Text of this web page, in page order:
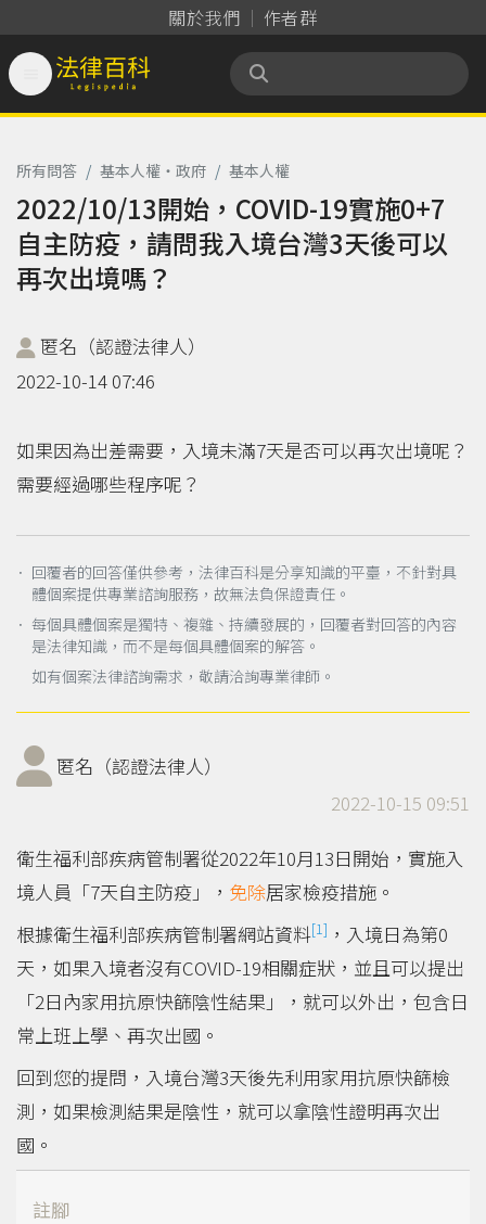
關於我們 作者群
法律百科 Legispedia
所有問答 / 基本人權‧政府 / 基本人權
2022/10/13開始，COVID-19實施0+7
自主防疫，請問我入境台灣3天後可以
再次出境嗎？
匿名（認證法律人）
2022-10-14 07:46
如果因為出差需要，入境未滿7天是否可以再次出境呢？
需要經過哪些程序呢？
． 回覆者的回答僅供參考，法律百科是分享知識的平臺，不針對具
體個案提供專業諮詢服務，故無法負保證責任。
． 每個具體個案是獨特、複雜、持續發展的，回覆者對回答的內容
是法律知識，而不是每個具體個案的解答。
如有個案法律諮詢需求，敬請洽詢專業律師。
匿名（認證法律人）
2022-10-15 09:51
衛生福利部疾病管制署從2022年10月13日開始，實施入
境人員「7天自主防疫」， 免除居家檢疫措施。
根據衛生福利部疾病管制署網站資料[1] ，入境日為第0
天，如果入境者沒有COVID-19相關症狀，並且可以提出
「2日內家用抗原快篩陰性結果」，就可以外出，包含日
常上班上學、再次出國。
回到您的提問，入境台灣3天後先利用家用抗原快篩檢
測，如果檢測結果是陰性，就可以拿陰性證明再次出
國。
註腳